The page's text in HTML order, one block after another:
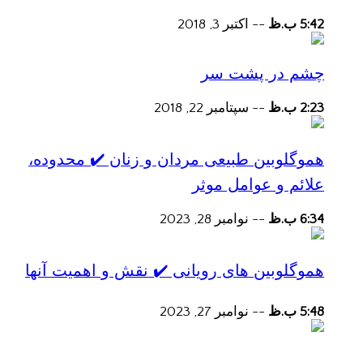
5:42 ب.ظ -- اکتبر 3, 2018
چشم در پشت سر
2:23 ب.ظ -- سپتامبر 22, 2018
هموگلوبین طبیعی مردان و زنان ✔️ محدوده،
علائم و عوامل موثر
6:34 ب.ظ -- نوامبر 28, 2023
هموگلوبین های رویانی ✔️ نقش و اهمیت آنها
5:48 ب.ظ -- نوامبر 27, 2023